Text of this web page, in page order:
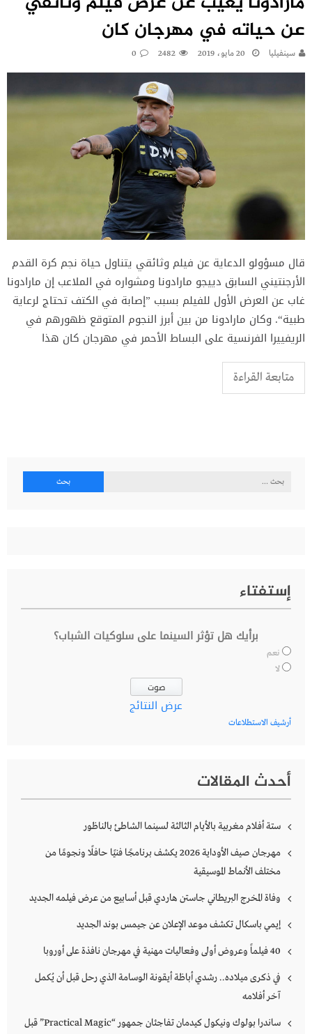
عن حياته في مهرجان كان
سينفيليا 20 مايو، 2019 2482
0
قال مسؤولو الدعاية عن فيلم وثائقي يتناول حياة نجم كرة القدم
الأرجنتيني السابق دييجو مارادونا ومشواره في الملاعب إن مارادونا
غاب عن العرض الأول للفيلم بسبب ”إصابة في الكتف تحتاج لرعاية
طبية“. وكان مارادونا من بين أبرز النجوم المتوقع ظهورهم في
الريفييرا الفرنسية على البساط الأحمر في مهرجان كان هذا
متابعة القراءة
البحث
إستفتاء
برأيك هل تؤثر السينما على سلوكيات الشباب؟
نعم
لا
عرض النتائج
أرشيف الاستطلاعات
أحدث المقالات
ستة أفلام مغربية بالأيام الثالثة لسينما الشاطئ بالناظور
مهرجان صيف الأوداية 2026 يكشف برنامجًا فنيًا حافلًا ونجومًا من
مختلف الأنماط الموسيقية
وفاة المخرج البريطاني جاستن هاردي قبل أسابيع من عرض فيلمه الجديد
إيمي باسكال تكشف موعد الإعلان عن جيمس بوند الجديد
40 فيلماً وعروض أولى وفعاليات مهنية في مهرجان نافذة على أوروبا
في ذكرى ميلاده.. رشدي أباظة أيقونة الوسامة الذي رحل قبل أن يُكمل
آخر أفلامه
ساندرا بولوك ونيكول كيدمان تفاجئان جمهور “Practical Magic” قبل